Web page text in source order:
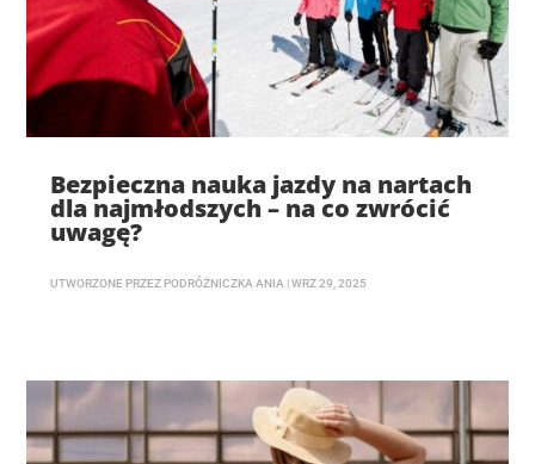
Bezpieczna nauka jazdy na nartach
dla najmłodszych – na co zwrócić
uwagę?
UTWORZONE PRZEZ PODRÓŻNICZKA ANIA |WRZ 29, 2025